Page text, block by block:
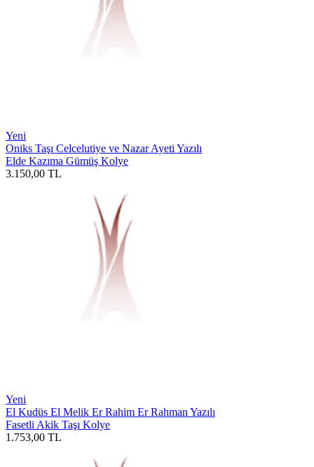
Yeni
Oniks Taşı Celcelutiye ve Nazar Ayeti Yazılı
Elde Kazıma Gümüş Kolye
3.150,00 TL
Yeni
El Kudüs El Melik Er Rahim Er Rahman Yazılı
Fasetli Akik Taşı Kolye
1.753,00 TL